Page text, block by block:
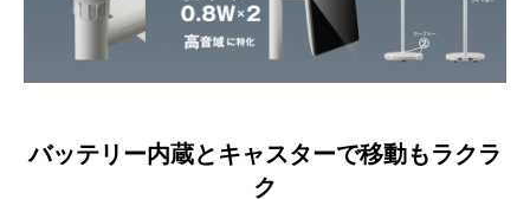
バッテリー内蔵とキャスターで移動もラクラ
ク